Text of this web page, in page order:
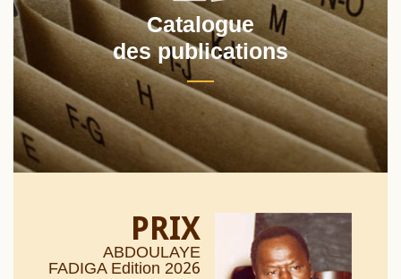
Catalogue
des publications
PRIX
ABDOULAYE
FADIGA Edition 2026